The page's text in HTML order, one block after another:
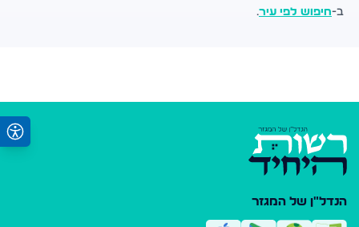
ב-חיפוש לפי עיר.
הנדל"ן של המגזר